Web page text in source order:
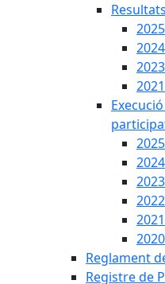
2025
2024
2025
2024
2023
2022
2021
2020
Reglament
Registre de